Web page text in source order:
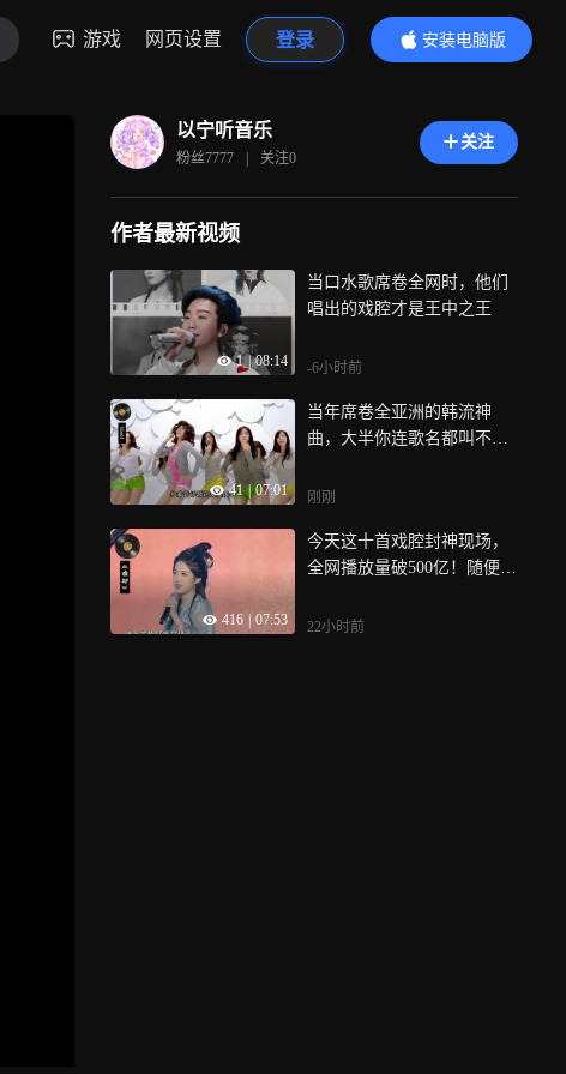
游戏 网页设置 登录
安装电脑版
内容更精彩
以宁听音乐
粉丝7777 | 关注0
关注
作者最新视频
1 08:14
当口水歌席卷全网时，他们
唱出的戏腔才是王中之王
-6小时前
41 | 07:01
当年席卷全亚洲的韩流神
曲，大半你连歌名都叫不
哪首是你心中的天花板？
刚刚
416 07:53
今天这十首戏腔封神现场，
全网播放量破500亿！随便拿
歌
22小时前